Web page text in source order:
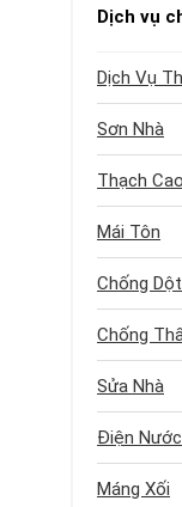
Dịch vụ
Dịch Vụ
Sơn Nhà
Thạch Cao
Mái Tôn
Chống Dột
Chống
Sửa Nhà
Điện Nước
Máng Xối